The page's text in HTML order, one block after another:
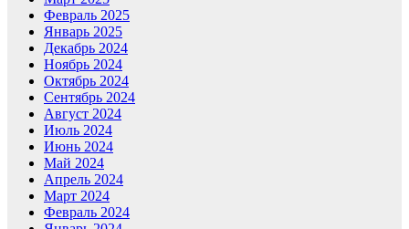
Февраль 2025
Январь 2025
Декабрь 2024
Ноябрь 2024
Октябрь 2024
Сентябрь 2024
Август 2024
Июль 2024
Июнь 2024
Май 2024
Апрель 2024
Март 2024
Февраль 2024